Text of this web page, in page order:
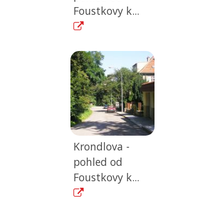
Foustkovy k...
Krondlova -
pohled od
Foustkovy k...